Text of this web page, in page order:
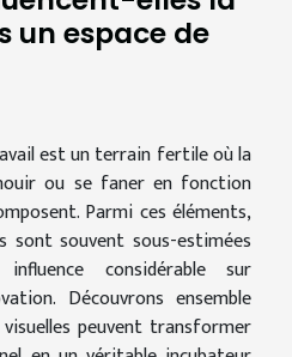
un espace de
est un terrain fertile où la
ou se faner en fonction
Parmi ces éléments,
sont souvent sous-estimées
considérable sur
Découvrons ensemble
peuvent transformer